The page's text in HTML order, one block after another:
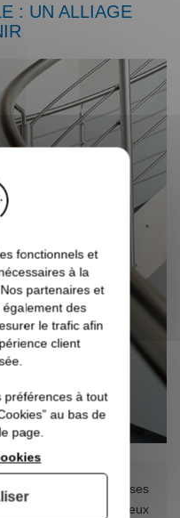
: UN ALLIAGE
l'inox a fait ses
dans de nombreux
fonctionnels et
à la
partenaires et
des
le trafic afin
client
préférences à tout
au bas de
page.